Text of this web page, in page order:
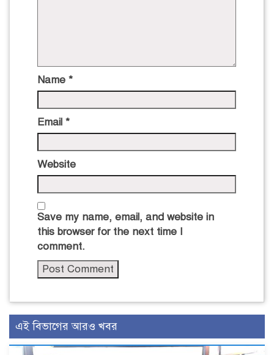
Name *
Email *
Website
Save my name, email, and website in
this browser for the next time I
comment.
এই বিভাগের আরও খবর